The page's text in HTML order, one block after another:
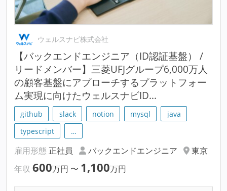
ウェルスナビ株式会社
【バックエンドエンジニア（ID認証基盤） /
リードメンバー】三菱UFJグループ6,000万人
の顧客基盤にアプローチするプラットフォー
ム実現に向けたウェルスナビID...
github slack notion mysql
java
typescript
…
雇用形態 正社員 バックエンドエンジニア
東京
年収 600万円 〜 1,100万円